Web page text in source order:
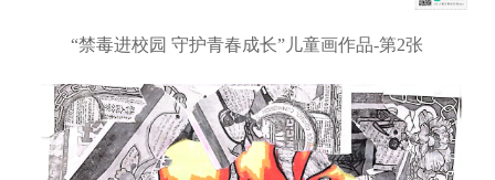
“禁毒进校园 守护青春成长”儿童画作品-第2张